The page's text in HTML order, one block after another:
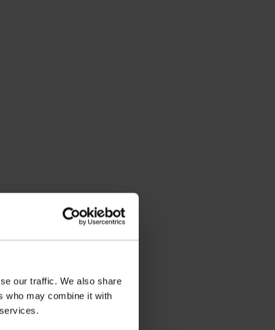
our traffic. We also share
who may combine it with